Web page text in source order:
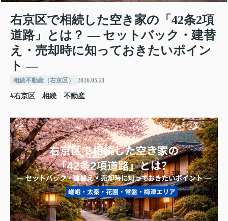
右京区で相続した空き家の「42条2項
道路」とは？ ― セットバック・建替
え・売却時に知っておきたいポイン
ト ―
相続不動産（右京区） 2026.05.21
#右京区 相続 不動産